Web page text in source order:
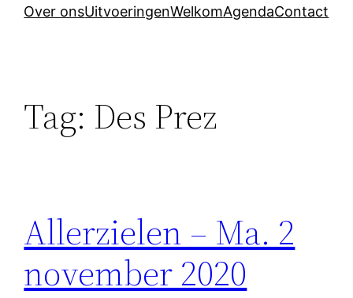
Over onsUitvoeringenWelkomAgendaContact
Tag: Des Prez
Allerzielen – Ma. 2
november 2020